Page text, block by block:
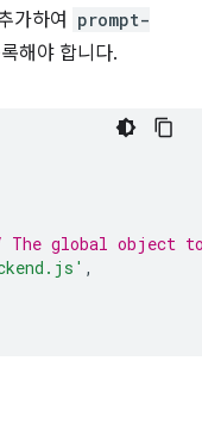
가하여
prompt-
해야 합니다.
The global object
,